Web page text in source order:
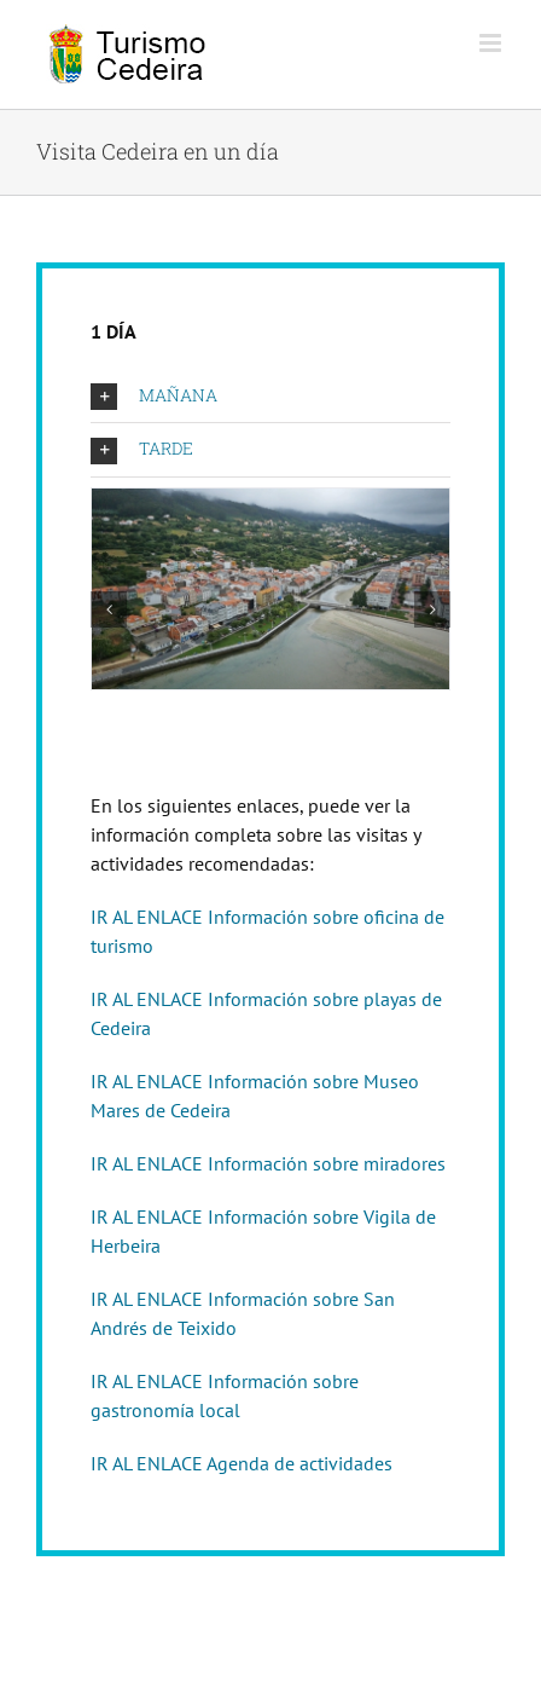
contenido
Visita Cedeira en un día
1 DÍA
MAÑANA
TARDE
En los siguientes enlaces, puede ver la
información completa sobre las visitas y
actividades recomendadas:
IR AL ENLACE Información sobre oficina de
turismo
IR AL ENLACE Información sobre playas de
Cedeira
IR AL ENLACE Información sobre Museo
Mares de Cedeira
IR AL ENLACE Información sobre miradores
IR AL ENLACE Información sobre Vigila de
Herbeira
IR AL ENLACE Información sobre San
Andrés de Teixido
IR AL ENLACE Información sobre
gastronomía local
IR AL ENLACE Agenda de actividades